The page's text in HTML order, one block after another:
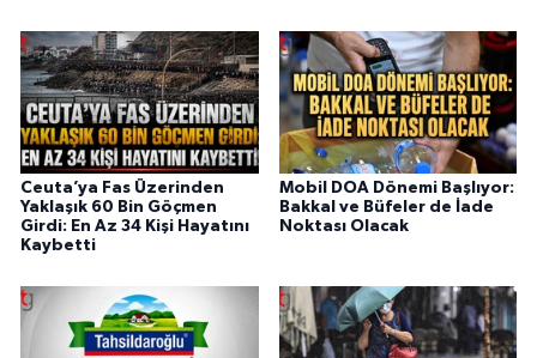
Ceuta’ya Fas Üzerinden
Yaklaşık 60 Bin Göçmen
Girdi: En Az 34 Kişi Hayatını
Kaybetti
Mobil DOA Dönemi Başlıyor:
Bakkal ve Büfeler de İade
Noktası Olacak